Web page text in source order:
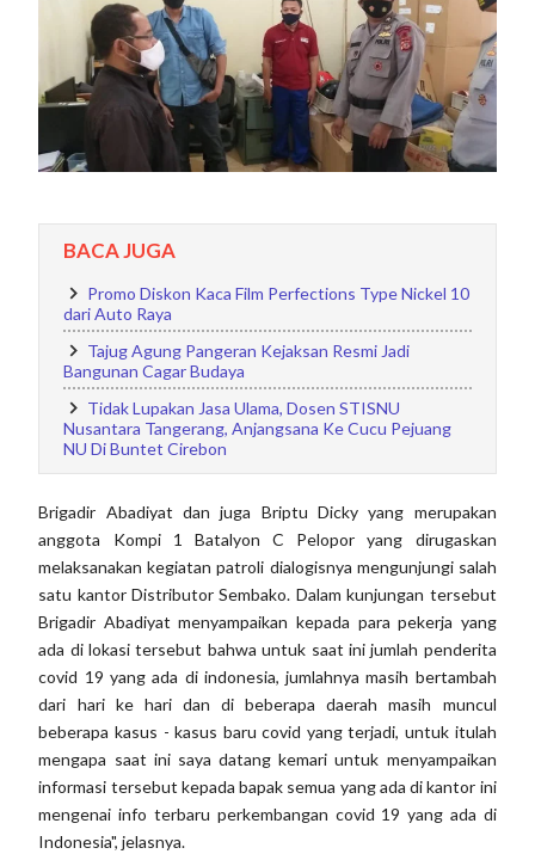
BACA JUGA
Promo Diskon Kaca Film Perfections Type Nickel 10
dari Auto Raya
Tajug Agung Pangeran Kejaksan Resmi Jadi
Bangunan Cagar Budaya
Tidak Lupakan Jasa Ulama, Dosen STISNU
Nusantara Tangerang, Anjangsana Ke Cucu Pejuang
NU Di Buntet Cirebon
Brigadir Abadiyat dan juga Briptu Dicky yang merupakan
anggota Kompi 1 Batalyon C Pelopor yang dirugaskan
melaksanakan kegiatan patroli dialogisnya mengunjungi salah
satu kantor Distributor Sembako. Dalam kunjungan tersebut
Brigadir Abadiyat menyampaikan kepada para pekerja yang
ada di lokasi tersebut bahwa untuk saat ini jumlah penderita
covid 19 yang ada di indonesia, jumlahnya masih bertambah
dari hari ke hari dan di beberapa daerah masih muncul
beberapa kasus - kasus baru covid yang terjadi, untuk itulah
mengapa saat ini saya datang kemari untuk menyampaikan
informasi tersebut kepada bapak semua yang ada di kantor ini
mengenai info terbaru perkembangan covid 19 yang ada di
Indonesia", jelasnya.